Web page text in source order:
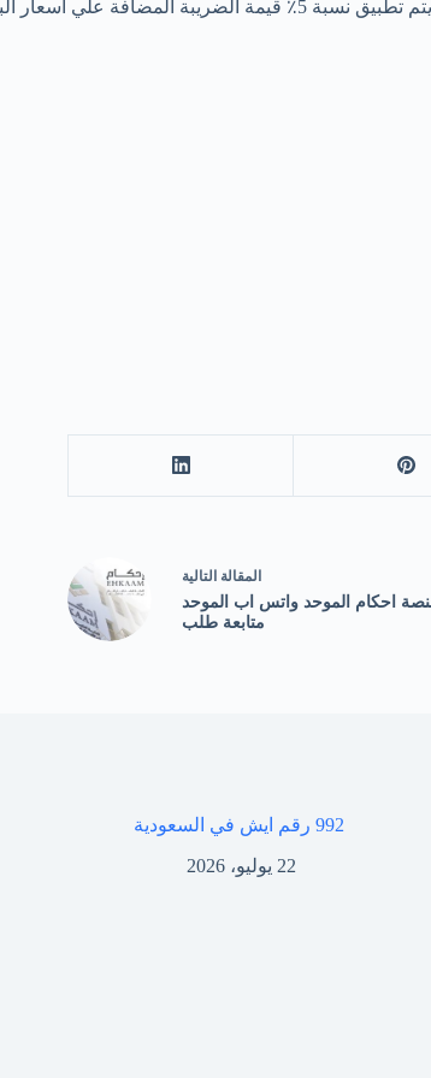
يتم تطبيق نسبة 5٪ قيمة الضريبة المضافة علي اسعار الباقات السابقة.
المقالة التالية
احكام الموحد واتس اب الموحد
متابعة طلب
992 رقم ايش في السعودية
22 يوليو، 2026